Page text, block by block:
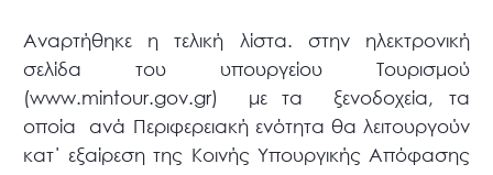
Αναρτήθηκε η τελική λίστα. στην ηλεκτρονική
σελίδα του υπουργείου Τουρισμού
(www.mintour.gov.gr) με τα ξενοδοχεία, τα
οποία ανά Περιφερειακή ενότητα θα λειτουργούν
κατ΄ εξαίρεση της Κοινής Υπουργικής Απόφασης